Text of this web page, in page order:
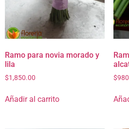
Ramo para novia morado y
lila
$1,850.00
Añadir al carrito
$